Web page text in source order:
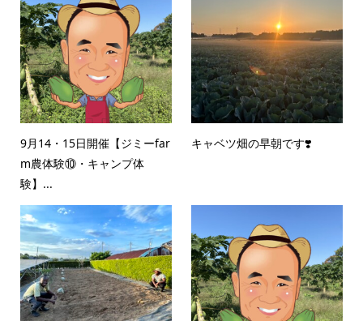
9月14・15日開催【ジミーfar
m農体験⑩・キャンプ体
験】...
キャベツ畑の早朝です❣️